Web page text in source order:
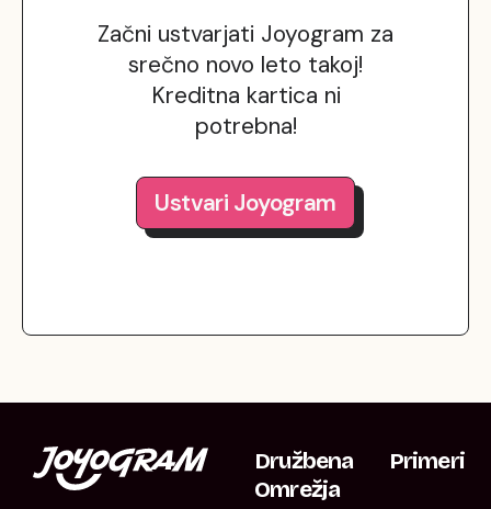
Začni ustvarjati Joyogram za
srečno novo leto takoj!
Kreditna kartica ni
potrebna!
Ustvari Joyogram
Družbena
Omrežja
Primeri